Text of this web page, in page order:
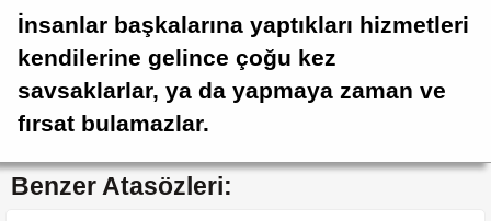
İnsanlar başkalarına yaptıkları hizmetleri
kendilerine gelince çoğu kez
savsaklarlar, ya da yapmaya zaman ve
fırsat bulamazlar.
Benzer Atasözleri: